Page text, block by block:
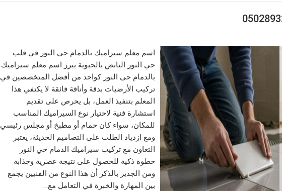
اسم معلم سيراميك بالدمام حى النور في قلب
حي النور النابض بالحيوية يبرز اسم معلم سيراميك
بالدمام حى النور كواحد من أفضل المتخصصين في
تركيب الأرضيات بدقة وأناقة فائقة لا يكتفي هذا
المعلم بتنفيذ العمل، بل يحرص على تقديم
استشارة فنية لاختيار نوع السيراميك المناسب
للمكان، سواء كان حمام أو مطبخ أو مجلس رئيسي
ومع ازدياد الطلب على التصاميم الحديثة، يعتبر
التعاون مع تركيب سيراميك الدمام حي النور
خطوة ذكية للحصول على نتيجة عصرية وجذابة
ومن الجدير بالذكر أن هذا النوع من الفنيين يجمع
بين المهارة والخبرة في التعامل مع…